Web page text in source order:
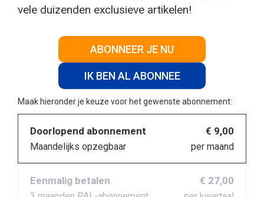
vele duizenden exclusieve artikelen!
ABONNEER JE NU
IK BEN AL ABONNEE
Maak hieronder je keuze voor het gewenste abonnement:
Doorlopend abonnement
Maandelijks opzegbaar
€ 9,00
per maand
Eenmalig betalen € 27,00